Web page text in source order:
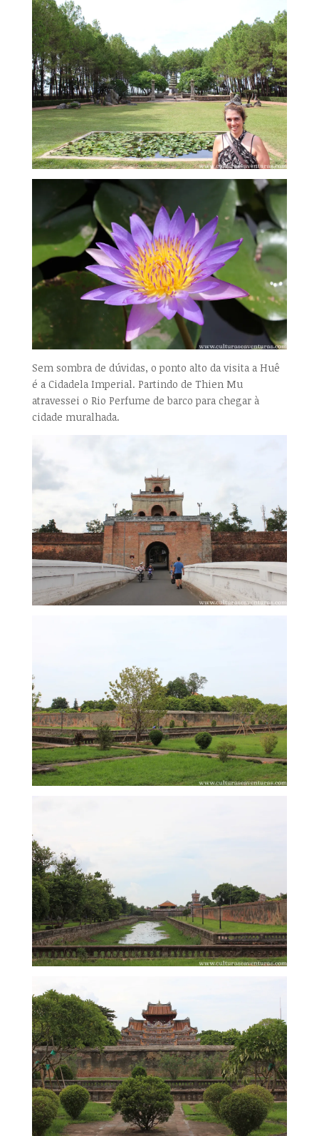
Sem sombra de dúvidas, o ponto alto da visita a Huê
é a Cidadela Imperial. Partindo de Thien Mu
atravessei o Rio Perfume de barco para chegar à
cidade muralhada.